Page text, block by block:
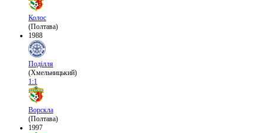
Колос
(Полтава)
1988
Поділля
(Хмельницький)
1:1
Ворскла
(Полтава)
1997